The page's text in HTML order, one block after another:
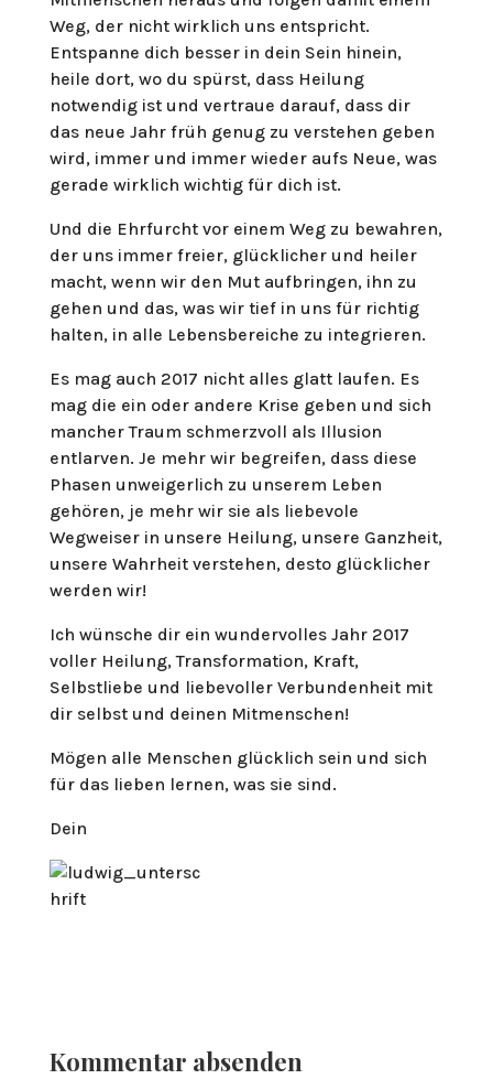
Weg, der nicht wirklich uns entspricht.
Entspanne dich besser in dein Sein hinein,
heile dort, wo du spürst, dass Heilung
notwendig ist und vertraue darauf, dass dir
das neue Jahr früh genug zu verstehen geben
wird, immer und immer wieder aufs Neue, was
gerade wirklich wichtig für dich ist.
Und die Ehrfurcht vor einem Weg zu bewahren,
der uns immer freier, glücklicher und heiler
macht, wenn wir den Mut aufbringen, ihn zu
gehen und das, was wir tief in uns für richtig
halten, in alle Lebensbereiche zu integrieren.
Es mag auch 2017 nicht alles glatt laufen. Es
mag die ein oder andere Krise geben und sich
mancher Traum schmerzvoll als Illusion
entlarven. Je mehr wir begreifen, dass diese
Phasen unweigerlich zu unserem Leben
gehören, je mehr wir sie als liebevole
Wegweiser in unsere Heilung, unsere Ganzheit,
unsere Wahrheit verstehen, desto glücklicher
werden wir!
Ich wünsche dir ein wundervolles Jahr 2017
voller Heilung, Transformation, Kraft,
Selbstliebe und liebevoller Verbundenheit mit
dir selbst und deinen Mitmenschen!
Mögen alle Menschen glücklich sein und sich
für das lieben lernen, was sie sind.
Dein
Kommentar absenden